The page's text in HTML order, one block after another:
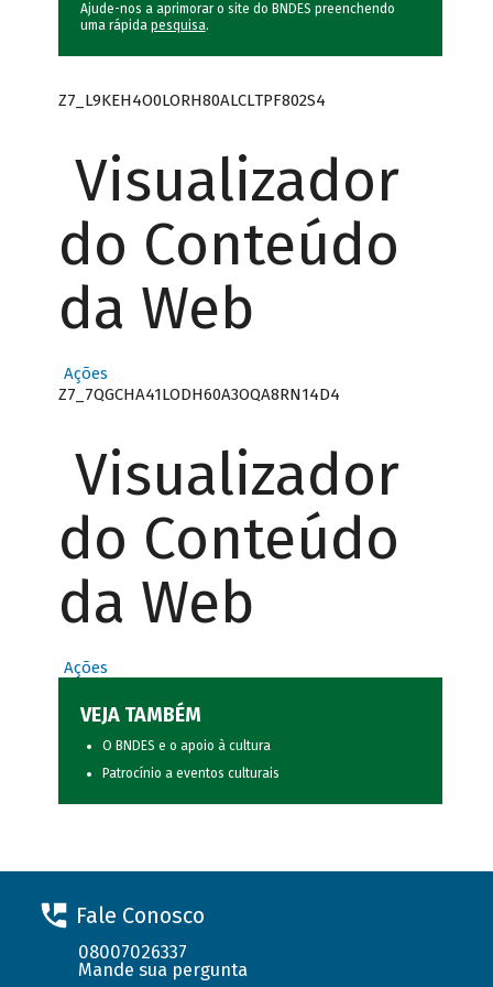
Ajude-nos a aprimorar o site do BNDES preenchendo
uma rápida pesquisa.
Z7_L9KEH4O0LORH80ALCLTPF802S4
Visualizador
do Conteúdo
da Web
Ações
Z7_7QGCHA41LODH60A3OQA8RN14D4
Visualizador
do Conteúdo
da Web
Ações
VEJA TAMBÉM
O BNDES e o apoio à cultura
Patrocínio a eventos culturais
Fale Conosco
08007026337
Mande sua pergunta